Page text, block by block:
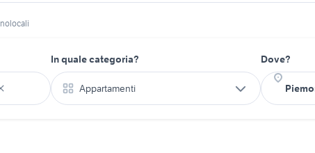
In quale categoria?
Appartamenti
Dove?